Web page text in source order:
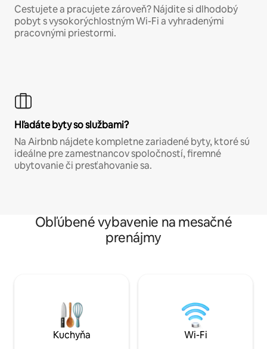
Cestujete a pracujete zároveň? Nájdite si dlhodobý
pobyt s vysokorýchlostným Wi-Fi a vyhradenými
pracovnými priestormi.
Hľadáte byty so službami?
Na Airbnb nájdete kompletne zariadené byty, ktoré sú
ideálne pre zamestnancov spoločností, firemné
ubytovanie či presťahovanie sa.
Obľúbené vybavenie na mesačné
prenájmy
Kuchyňa Wi-Fi